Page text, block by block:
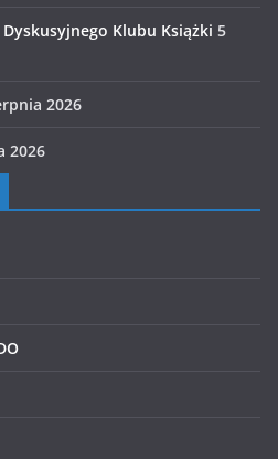
Klubu Książki 5
2026
2026